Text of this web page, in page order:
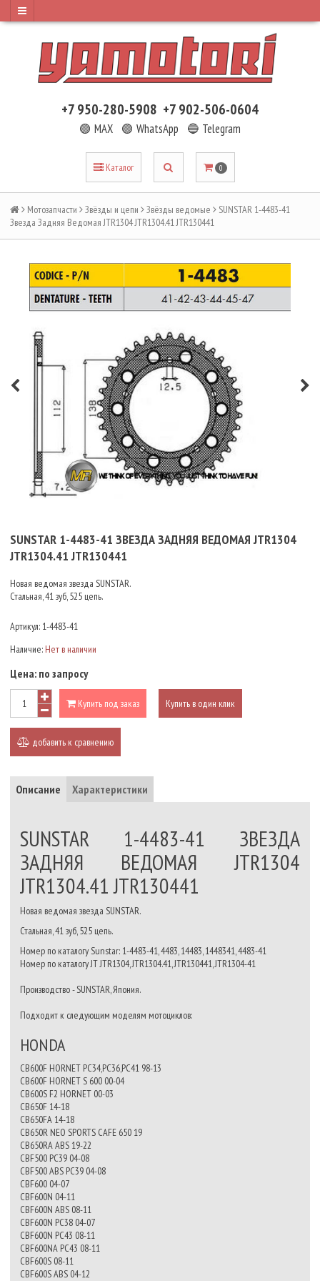
+7 950-280-5908 +7 902-506-0604
🟢 MAX 🟢 WhatsApp 🔵 Telegram
Каталог 0
Мотозапчасти Звёзды и цепи Звёзды ведомые
SUNSTAR 1-4483-41
Звезда Задняя Ведомая JTR1304 JTR1304.41 JTR130441
SUNSTAR 1-4483-41 ЗВЕЗДА ЗАДНЯЯ ВЕДОМАЯ JTR1304
JTR1304.41 JTR130441
Новая ведомая звезда SUNSTAR.
Стальная, 41 зуб, 525 цепь.
Артикул: 1-4483-41
Наличие: Нет в наличии
Цена: по запросу
Купить под заказ Купить в один клик
добавить к сравнению
Описание Характеристики
SUNSTAR 1-4483-41 ЗВЕЗДА
ЗАДНЯЯ ВЕДОМАЯ JTR1304
JTR1304.41 JTR130441
Новая ведомая звезда SUNSTAR.
Стальная, 41 зуб, 525 цепь.
Номер по каталогу Sunstar: 1-4483-41, 4483, 14483, 1448341, 4483-41
Номер по каталогу JT JTR1304, JTR1304.41, JTR130441, JTR1304-41
Производство - SUNSTAR, Япония.
Подходит к следующим моделям мотоциклов:
HONDA
CB600F HORNET PC34,PC36,PC41 98-13
CB600F HORNET S 600 00-04
CB600S F2 HORNET 00-03
CB650F 14-18
CB650FA 14-18
CB650R NEO SPORTS CAFE 650 19
CB650RA ABS 19-22
CBF500 PC39 04-08
CBF500 ABS PC39 04-08
CBF600 04-07
CBF600N 04-11
CBF600N ABS 08-11
CBF600N PC38 04-07
CBF600N PC43 08-11
CBF600NA PC43 08-11
CBF600S 08-11
CBF600S ABS 04-12